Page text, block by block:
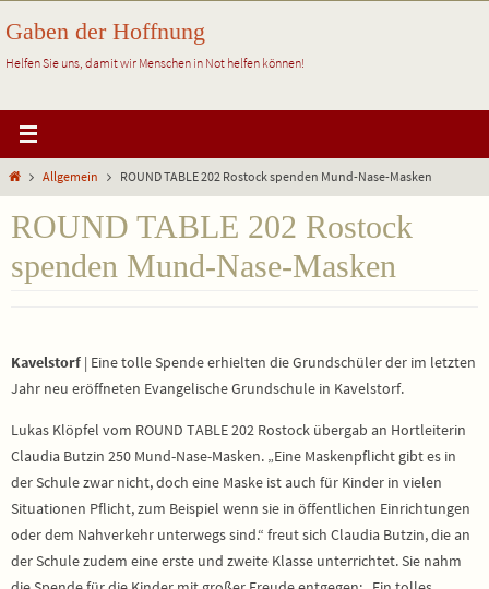
Inhalt
springen
Gaben der Hoffnung
Helfen Sie uns, damit wir Menschen in Not helfen können!
StartAllgemein ROUND TABLE 202 Rostock spenden Mund-Nase-Masken
ROUND TABLE 202 Rostock
spenden Mund-Nase-Masken
Kavelstorf | Eine tolle Spende erhielten die Grundschüler der im letzten
Jahr neu eröffneten Evangelische Grundschule in Kavelstorf.
Lukas Klöpfel vom ROUND TABLE 202 Rostock übergab an Hortleiterin
Claudia Butzin 250 Mund-Nase-Masken. „Eine Maskenpflicht gibt es in
der Schule zwar nicht, doch eine Maske ist auch für Kinder in vielen
Situationen Pflicht, zum Beispiel wenn sie in öffentlichen Einrichtungen
oder dem Nahverkehr unterwegs sind.“ freut sich Claudia Butzin, die an
der Schule zudem eine erste und zweite Klasse unterrichtet. Sie nahm